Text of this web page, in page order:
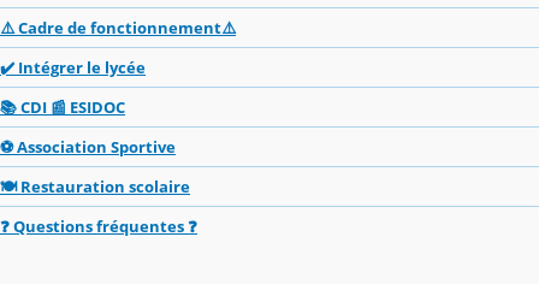
⚠️ Cadre de fonctionnement⚠️
✔️ Intégrer le lycée
📚 CDI 📰 ESIDOC
⚽ Association Sportive
🍽️ Restauration scolaire
❓ Questions fréquentes ❓